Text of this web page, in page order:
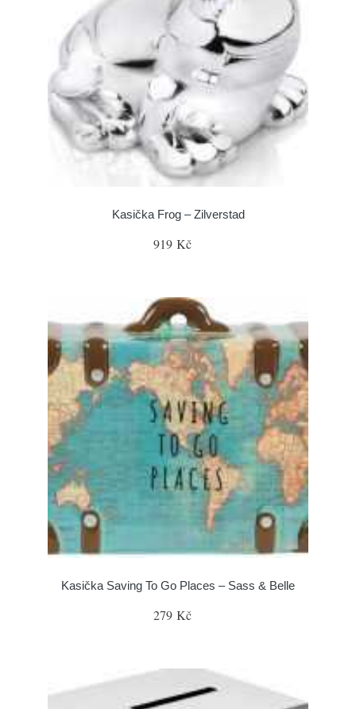
Kasička Frog – Zilverstad
919 Kč
Kasička Saving To Go Places – Sass & Belle
279 Kč